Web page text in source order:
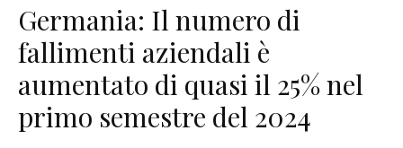
Germania: Il numero di
fallimenti aziendali è
aumentato di quasi il 25% nel
primo semestre del 2024